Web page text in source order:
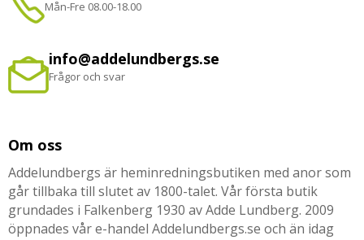
Mån-Fre 08.00-18.00
info@addelundbergs.se
Frågor och svar
Om oss
Addelundbergs är heminredningsbutiken med anor som
går tillbaka till slutet av 1800-talet. Vår första butik
grundades i Falkenberg 1930 av Adde Lundberg. 2009
öppnades vår e-handel Addelundbergs.se och än idag